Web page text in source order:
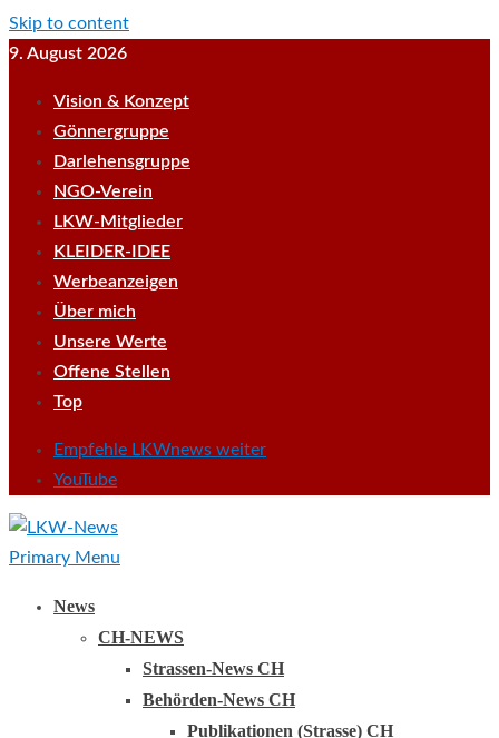
Skip to content
9. August 2026
Vision & Konzept
Gönnergruppe
Darlehensgruppe
NGO-Verein
LKW-Mitglieder
KLEIDER-IDEE
Werbeanzeigen
Über mich
Unsere Werte
Offene Stellen
Top
Empfehle LKWnews weiter
YouTube
Primary Menu
News
CH-NEWS
Strassen-News CH
Behörden-News CH
Publikationen (Strasse) CH